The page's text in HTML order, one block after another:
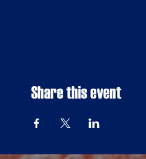
Share this event